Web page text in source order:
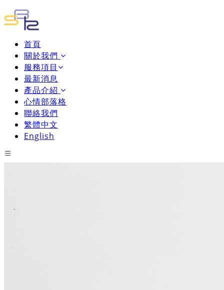
首頁
關於我們
服務項目
最新消息
產品介紹
心情部落格
聯絡我們
繁體中文
English